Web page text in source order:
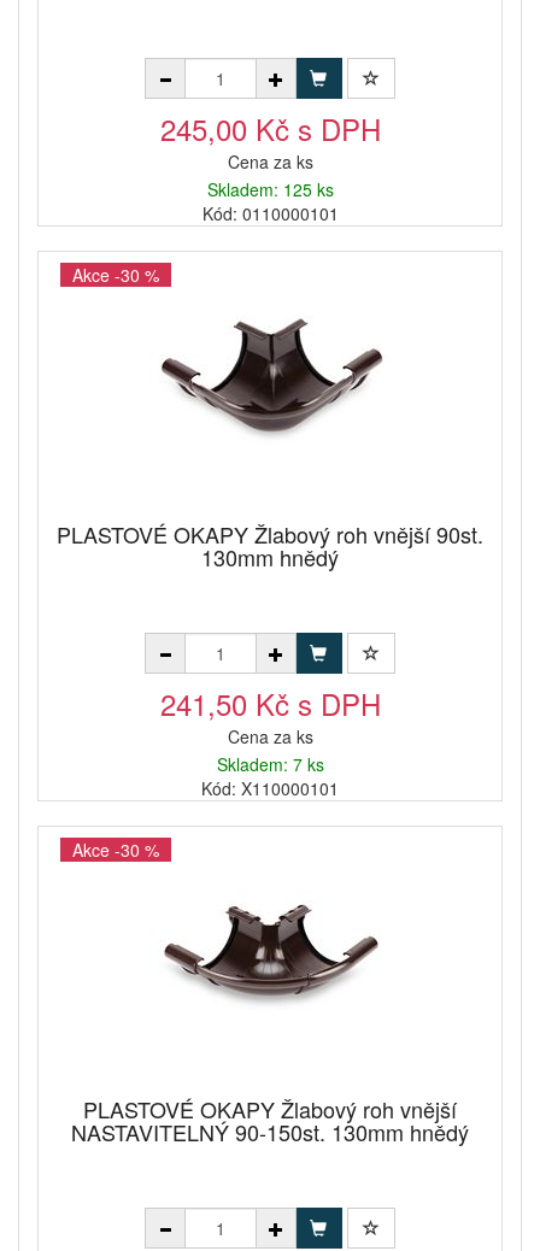
245,00 Kč s DPH
Cena za ks
Skladem: 125 ks
Kód: 0110000101
Akce -30 %
PLASTOVÉ OKAPY Žlabový roh vnější 90st.
130mm hnědý
241,50 Kč s DPH
Cena za ks
Skladem: 7 ks
Kód: X110000101
Akce -30 %
PLASTOVÉ OKAPY Žlabový roh vnější
NASTAVITELNÝ 90-150st. 130mm hnědý